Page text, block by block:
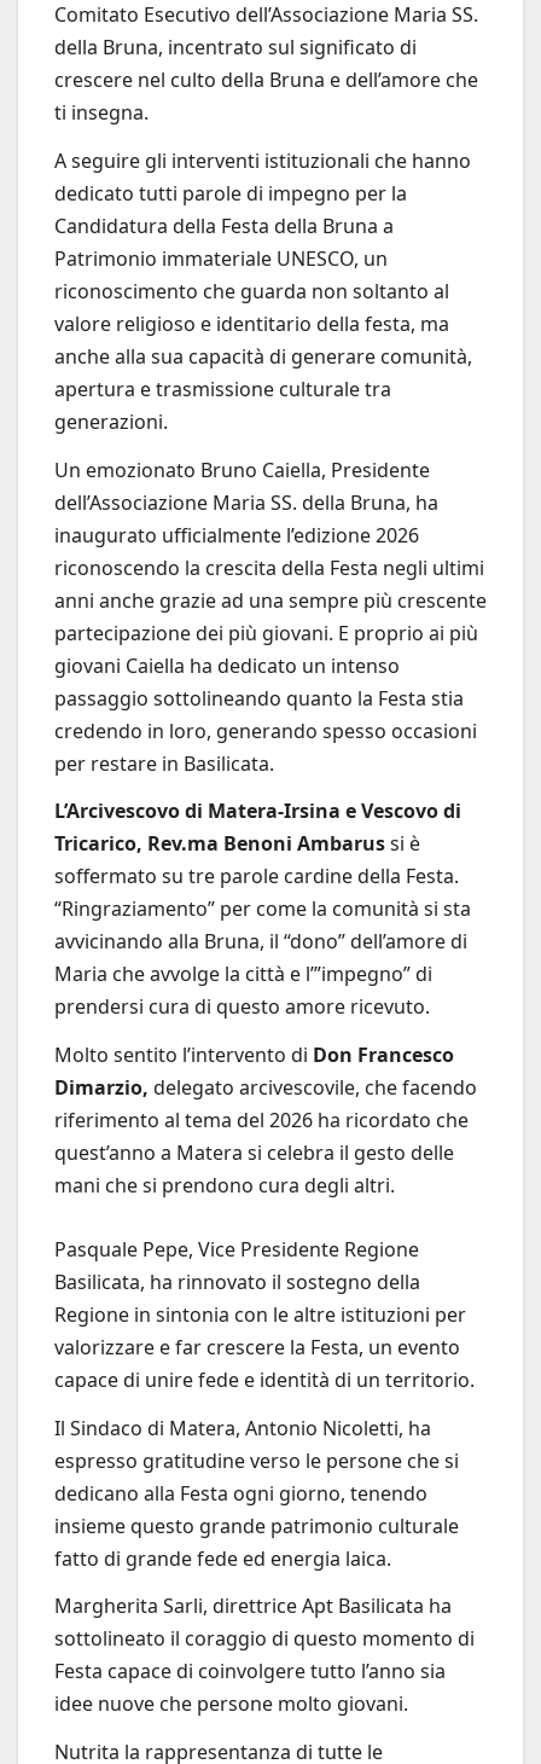
Comitato Esecutivo dell’Associazione Maria SS.
della Bruna, incentrato sul significato di
crescere nel culto della Bruna e dell’amore che
ti insegna.
A seguire gli interventi istituzionali che hanno
dedicato tutti parole di impegno per la
Candidatura della Festa della Bruna a
Patrimonio immateriale UNESCO, un
riconoscimento che guarda non soltanto al
valore religioso e identitario della festa, ma
anche alla sua capacità di generare comunità,
apertura e trasmissione culturale tra
generazioni.
Un emozionato Bruno Caiella, Presidente
dell’Associazione Maria SS. della Bruna, ha
inaugurato ufficialmente l’edizione 2026
riconoscendo la crescita della Festa negli ultimi
anni anche grazie ad una sempre più crescente
partecipazione dei più giovani. E proprio ai più
giovani Caiella ha dedicato un intenso
passaggio sottolineando quanto la Festa stia
credendo in loro, generando spesso occasioni
per restare in Basilicata.
L’Arcivescovo di Matera-Irsina e Vescovo di
Tricarico, Rev.ma Benoni Ambarussi è
soffermato su tre parole cardine della Festa.
“Ringraziamento” per come la comunità si sta
avvicinando alla Bruna, il “dono” dell’amore di
Maria che avvolge la città e l’”impegno” di
prendersi cura di questo amore ricevuto.
Molto sentito l’intervento di Don Francesco
Dimarzio, delegato arcivescovile, che facendo
riferimento al tema del 2026 ha ricordato che
quest’anno a Matera si celebra il gesto delle
mani che si prendono cura degli altri.
Pasquale Pepe, Vice Presidente Regione
Basilicata, ha rinnovato il sostegno della
Regione in sintonia con le altre istituzioni per
valorizzare e far crescere la Festa, un evento
capace di unire fede e identità di un territorio.
Il Sindaco di Matera, Antonio Nicoletti, ha
espresso gratitudine verso le persone che si
dedicano alla Festa ogni giorno, tenendo
insieme questo grande patrimonio culturale
fatto di grande fede ed energia laica.
Margherita Sarli, direttrice Apt Basilicata ha
sottolineato il coraggio di questo momento di
Festa capace di coinvolgere tutto l’anno sia
idee nuove che persone molto giovani.
Nutrita la rappresentanza di tutte le